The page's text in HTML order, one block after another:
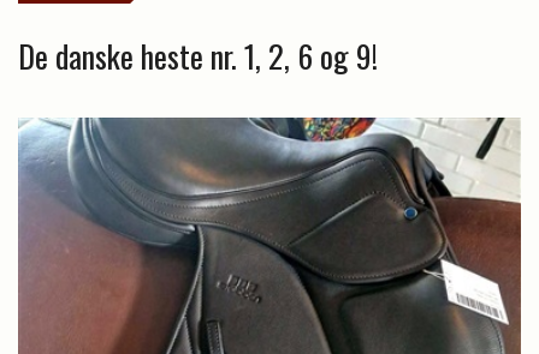
De danske heste nr. 1, 2, 6 og 9!